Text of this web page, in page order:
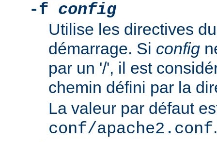
-f config
Utilise les directives
démarrage. Si config
par un '/', il est
chemin défini par la
La valeur par défaut
conf/apache2.conf.